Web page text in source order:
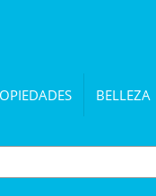
BELLEZA